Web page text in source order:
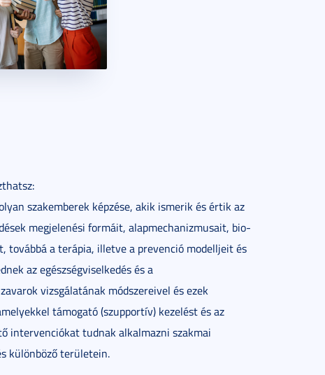
szakemberek képzése, akik ismerik és értik az
megjelenési formáit, alapmechanizmusait, bio-
továbbá a terápia, illetve a prevenció modelljeit és
az egészségviselkedés és a
vizsgálatának módszereivel és ezek
támogató (szupportív) kezelést és az
intervenciókat tudnak alkalmazni szakmai
különböző területein.